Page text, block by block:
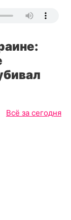
Всё за сегодня